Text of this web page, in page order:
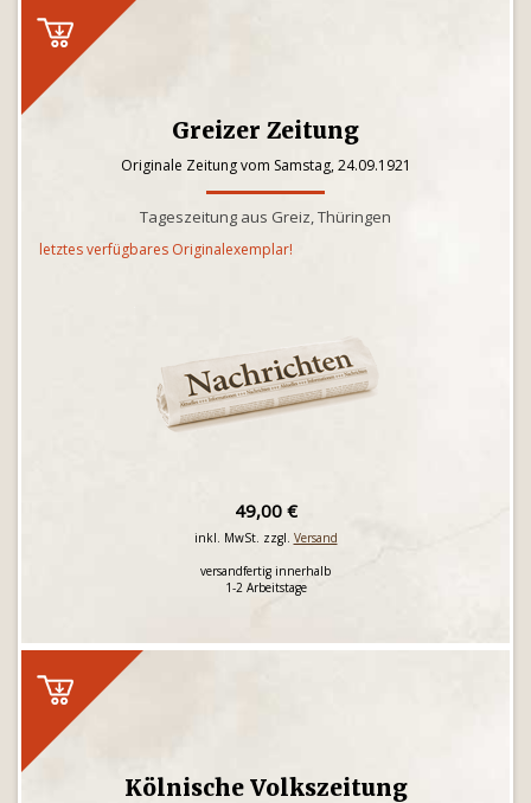
Greizer Zeitung
Originale Zeitung vom Samstag, 24.09.1921
Tageszeitung aus Greiz, Thüringen
letztes verfügbares Originalexemplar!
49,00 €
inkl. MwSt. zzgl. Versand
versandfertig innerhalb
1-2 Arbeitstage
Kölnische Volkszeitung